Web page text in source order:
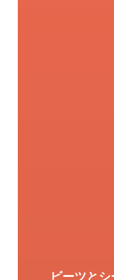
ビーツと